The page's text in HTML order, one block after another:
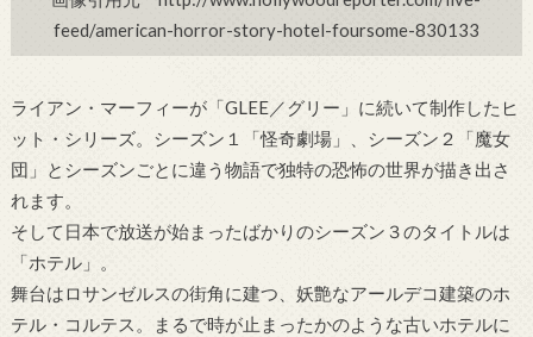
feed/american-horror-story-hotel-foursome-830133
ライアン・マーフィーが「GLEE／グリー」に続いて制作したヒ
ット・シリーズ。シーズン１「怪奇劇場」、シーズン２「魔女
団」とシーズンごとに違う物語で独特の恐怖の世界が描き出さ
れます。
そして日本で放送が始まったばかりのシーズン３のタイトルは
「ホテル」。
舞台はロサンゼルスの街角に建つ、妖艶なアールデコ建築のホ
テル・コルテス。まるで時が止まったかのような古いホテルに